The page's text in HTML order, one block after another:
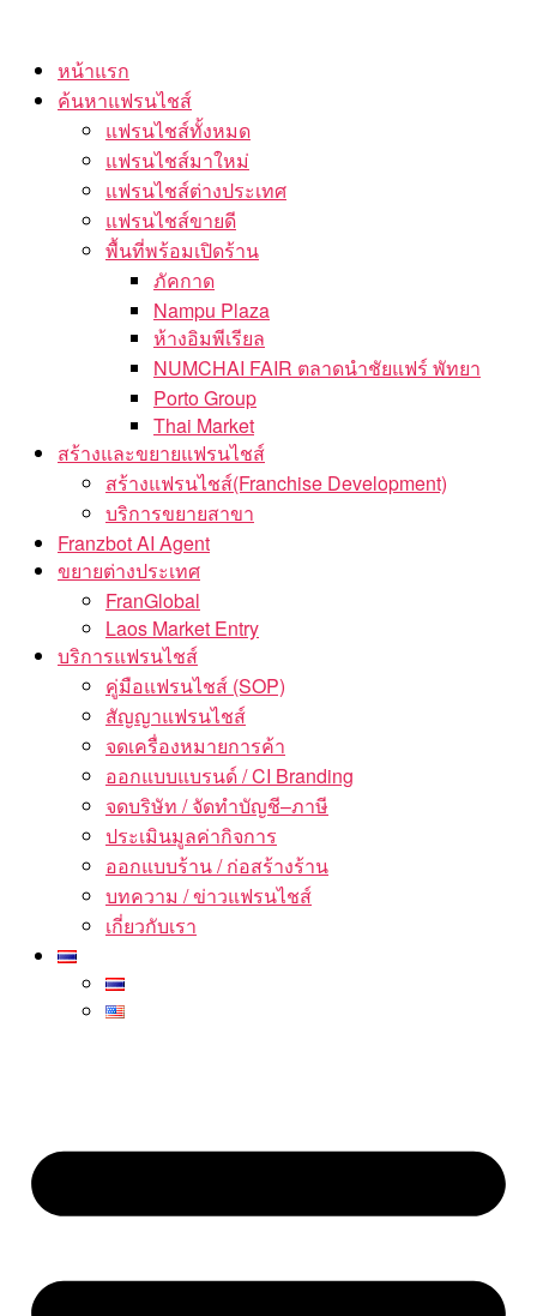
content
หน้าแรก
ค้นหาแฟรนไชส์
แฟรนไชส์ทั้งหมด
แฟรนไชส์มาใหม่
แฟรนไชส์ต่างประเทศ
แฟรนไชส์ขายดี
พื้นที่พร้อมเปิดร้าน
ภัคกาด
Nampu Plaza
ห้างอิมพีเรียล
NUMCHAI FAIR ตลาดนำชัยแฟร์ พัทยา
Porto Group
Thai Market
สร้างและขยายแฟรนไชส์
สร้างแฟรนไชส์(Franchise Development)
บริการขยายสาขา
Franzbot AI Agent
ขยายต่างประเทศ
FranGlobal
Laos Market Entry
บริการแฟรนไชส์
คู่มือแฟรนไชส์ (SOP)
สัญญาแฟรนไชส์
จดเครื่องหมายการค้า
ออกแบบแบรนด์ / CI Branding
จดบริษัท / จัดทำบัญชี–ภาษี
ประเมินมูลค่ากิจการ
ออกแบบร้าน / ก่อสร้างร้าน
บทความ / ข่าวแฟรนไชส์
เกี่ยวกับเรา